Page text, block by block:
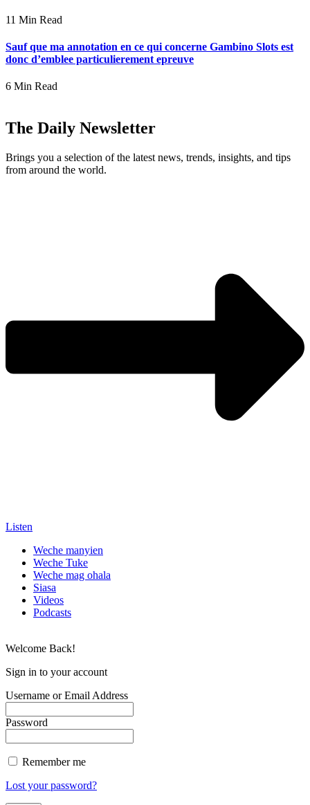
11 Min Read
Sauf que ma annotation en ce qui concerne Gambino Slots est
donc d’emblee particulierement epreuve
6 Min Read
The Daily Newsletter
Brings you a selection of the latest news, trends, insights, and tips
from around the world.
Listen
Weche manyien
Weche Tuke
Weche mag ohala
Siasa
Videos
Podcasts
Welcome Back!
Sign in to your account
Username or Email Address
Password
Remember me
Lost your password?